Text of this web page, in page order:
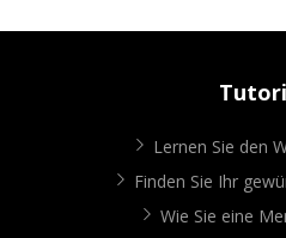
Lernen Sie den
Finden Sie Ihr
Wie Sie eine